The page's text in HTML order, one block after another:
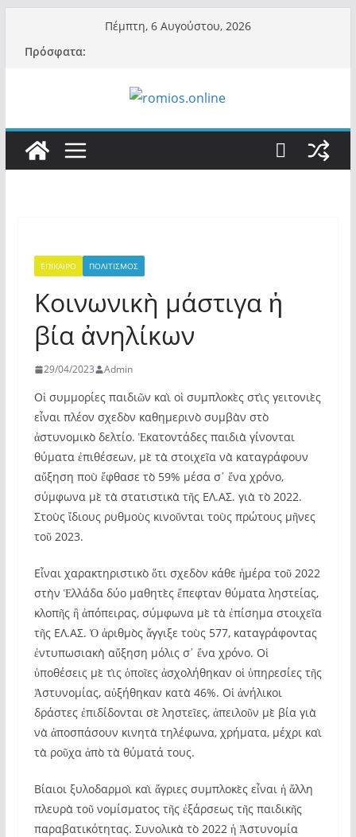
περιεχόμενο
Πέμπτη, 6 Αυγούστου, 2026
Πρόσφατα:
ΕΠΙΚΑΙΡΟ ΠΟΛΙΤΙΣΜΟΣ
Κοινωνικὴ μάστιγα ἡ
βία ἀνηλίκων
29/04/2023 Admin
Οἱ συμμορίες παιδιῶν καὶ οἱ συμπλοκὲς στὶς γειτονιὲς
εἶναι πλέον σχεδὸν καθημερινὸ συμβὰν στὸ
ἀστυνομικὸ δελτίο. Ἑκατοντάδες παιδιὰ γίνονται
θύματα ἐπιθέσεων, μὲ τὰ στοιχεῖα νὰ καταγράφουν
αὔξηση ποὺ ἔφθασε τὸ 59% μέσα σ᾿ ἕνα χρόνο,
σύμφωνα μὲ τὰ στατιστικὰ τῆς ΕΛ.ΑΣ. γιὰ τὸ 2022.
Στοὺς ἴδιους ρυθμοὺς κινοῦνται τοὺς πρώτους μῆνες
τοῦ 2023.
Εἶναι χαρακτηριστικὸ ὅτι σχεδὸν κάθε ἡμέρα τοῦ 2022
στὴν Ἑλλάδα δύο μαθητὲς ἔπεφταν θύματα ληστείας,
κλοπῆς ἢ ἀπόπειρας, σύμφωνα μὲ τὰ ἐπίσημα στοιχεῖα
τῆς ΕΛ.ΑΣ. Ὁ ἀριθμὸς ἄγγιξε τοὺς 577, καταγράφοντας
ἐντυπωσιακὴ αὔξηση μόλις σ᾿ ἕνα χρόνο. Οἱ
ὑποθέσεις μὲ τὶς ὁποῖες ἀσχολήθηκαν οἱ ὑπηρεσίες τῆς
Ἀστυνομίας, αὐξήθηκαν κατὰ 46%. Οἱ ἀνήλικοι
δράστες ἐπιδίδονται σὲ ληστεῖες, ἀπειλοῦν μὲ βία γιὰ
νὰ ἀποσπάσουν κινητὰ τηλέφωνα, χρήματα, μέχρι καὶ
τὰ ροῦχα ἀπὸ τὰ θύματά τους.
Βίαιοι ξυλοδαρμοὶ καὶ ἄγριες συμπλοκὲς εἶ­ναι ἡ ἄλλη
πλευρὰ τοῦ νομίσματος τῆς ἐξάρσεως τῆς παιδικῆς
παραβατικότητας. Συνο­λι­κὰ τὸ 2022 ἡ Ἀστυνομία